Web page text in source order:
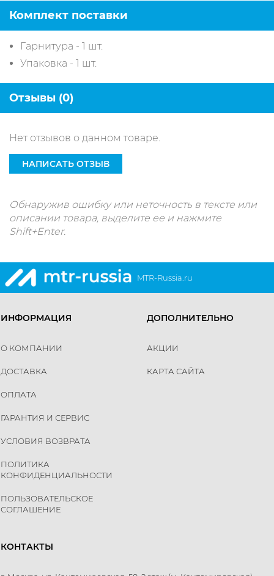
Комплект поставки
Гарнитура - 1 шт.
Упаковка - 1 шт.
Отзывы (0)
Нет отзывов о данном товаре.
НАПИСАТЬ ОТЗЫВ
Обнаружив ошибку или неточность в тексте или
описании товара, выделите ее и нажмите
Shift+Enter.
MTR-Russia.ru
ИНФОРМАЦИЯ
О КОМПАНИИ
ДОСТАВКА
ОПЛАТА
ГАРАНТИЯ И СЕРВИС
УСЛОВИЯ ВОЗВРАТА
ПОЛИТИКА
КОНФИДЕНЦИАЛЬНОСТИ
ПОЛЬЗОВАТЕЛЬСКОЕ
СОГЛАШЕНИЕ
ДОПОЛНИТЕЛЬНО
АКЦИИ
КАРТА САЙТА
КОНТАКТЫ